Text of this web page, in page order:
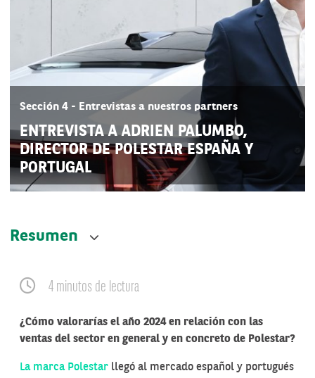
Sección 4 - Entrevistas a nuestros partners
ENTREVISTA A ADRIEN PALUMBO,
DIRECTOR DE POLESTAR ESPAÑA Y
PORTUGAL
4 minutos de lectura
¿Cómo valorarías el año 2024 en relación con las
ventas del sector en general y en concreto de Polestar?
La marca Polestar llegó al mercado español y portugués
Resumen